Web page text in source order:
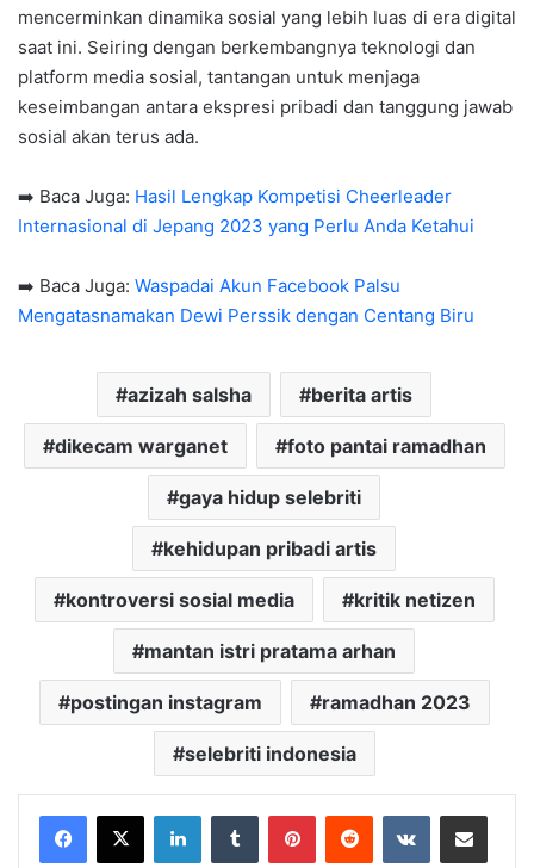
mencerminkan dinamika sosial yang lebih luas di era digital
saat ini. Seiring dengan berkembangnya teknologi dan
platform media sosial, tantangan untuk menjaga
keseimbangan antara ekspresi pribadi dan tanggung jawab
sosial akan terus ada.
➡️ Baca Juga: Hasil Lengkap Kompetisi Cheerleader
Internasional di Jepang 2023 yang Perlu Anda Ketahui
➡️ Baca Juga: Waspadai Akun Facebook Palsu
Mengatasnamakan Dewi Perssik dengan Centang Biru
azizah salsha berita artis
dikecam warganet foto pantai ramadhan
gaya hidup selebriti
kehidupan pribadi artis
kontroversi sosial media kritik netizen
mantan istri pratama arhan
postingan instagram ramadhan 2023
selebriti indonesia
LinkedInTumblr PinterestReddit VKontakteShare via Email